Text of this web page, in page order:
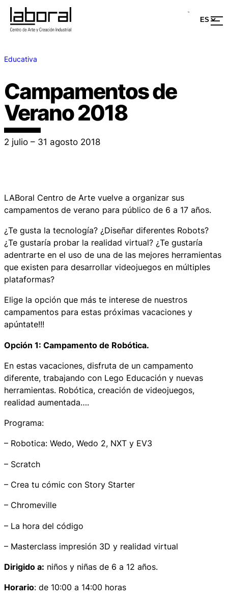
Educativa
Campamentos de
Verano 2018
2 julio – 31 agosto 2018
LABoral Centro de Arte vuelve a organizar sus
campamentos de verano para público de 6 a 17 años.
¿Te gusta la tecnología? ¿Diseñar diferentes Robots?
¿Te gustaría probar la realidad virtual? ¿Te gustaría
adentrarte en el uso de una de las mejores herramientas
que existen para desarrollar videojuegos en múltiples
plataformas?
Elige la opción que más te interese de nuestros
campamentos para estas próximas vacaciones y
apúntate!!!
Opción 1: Campamento de Robótica.
En estas vacaciones, disfruta de un campamento
diferente, trabajando con Lego Educación y nuevas
herramientas. Robótica, creación de videojuegos,
realidad aumentada….
Programa:
– Robotica: Wedo, Wedo 2, NXT y EV3
– Scratch
– Crea tu cómic con Story Starter
– Chromeville
– La hora del código
– Masterclass impresión 3D y realidad virtual
Dirigido a: niños y niñas de 6 a 12 años.
Horario: de 10:00 a 14:00 horas